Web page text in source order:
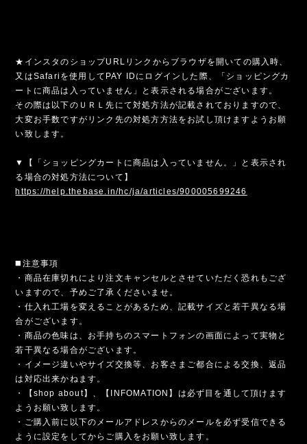
★インスタのショップURLリンクからブラウザを開いての購入時、
又はSafariを使用してPAY IDにログインした際、「ショッピングカ
ートに商品は入っていません」と表示される場合がございます。
その際は以下のＵＲＬ先にて対処方法が記載されておりますので、
大変お手数ですがリンク先の対処方方法をお試し頂けますようお願
い致します。
▼【「ショッピングカートに商品は入っていません。」と表示され
る場合の対処方法について】
https://help.thebase.in/hc/ja/articles/900005699246
◼️注意事項
・商品在庫切れにより注文キャンセルとさせていただく恐れもござ
いますので、予めご了承くださいませ。
・仕入れ工場を変えることがあるため、記載サイズと若干異なる場
合がございます。
・商品の色味は、お手持ちのスマートフォンの画面によって実物と
若干異なる場合がございます。
・イメージ違いやサイズ交換等、お客さまご都合による交換、返品
は対応出来かねます。
・【shop about】、【INFOMATION】は必ず目を通して頂けます
ようお願い致します。
・ご購入前に以下のメールアドレスからのメールを必ず受信できる
ように設定をしてからご購入をお願い致します。